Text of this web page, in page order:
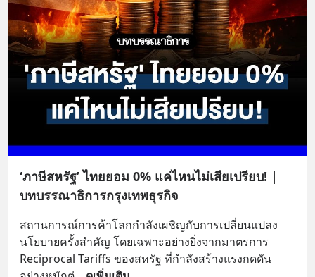
‘ภาษีสหรัฐ’ ไทยยอม 0% แค่ไหนไม่เสียเปรียบ! |
บทบรรณาธิการกรุงเทพธุรกิจ
สถานการณ์การค้าโลกกำลังเผชิญกับการเปลี่ยนแปลง
นโยบายครั้งสำคัญ โดยเฉพาะอย่างยิ่งจากมาตรการ
Reciprocal Tariffs ของสหรัฐ ที่กำลังสร้างแรงกดดัน